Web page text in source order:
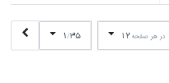
در هر صفحه12
1/35